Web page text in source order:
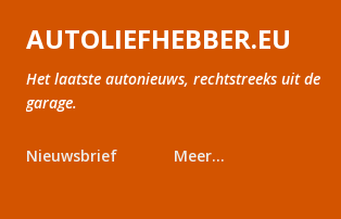
Doorgaan naar hoofdcontent
AUTOLIEFHEBBER.EU
Het laatste autonieuws, rechtstreeks uit de
garage.
Nieuwsbrief Meer…